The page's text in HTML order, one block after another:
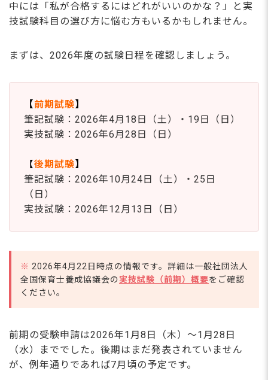
中には「私が合格するにはどれがいいのかな？」と実
技試験科目の選び方に悩む方もいるかもしれません。
まずは、2026年度の試験日程を確認しましょう。
【 前期試験】
筆記試験：2026年4月18日（土）・19日（日）
実技試験：2026年6月28日（日）
【後期試験】
筆記試験：2026年10月24日（土）・25日
（日）
実技試験：2026年12月13日（日）
※ 2026年4月22日時点の情報です。詳細は一般社団法人
全国保育士養成協議会の実技試験（前期）概要をご確認
ください。
前期の受験申請は2026年1月8日（木）～1月28日
（水）まででした。後期はまだ発表されていません
が、例年通りであれば7月頃の予定です。